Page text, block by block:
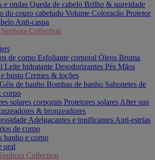
e ondas Queda de cabelo Brilho & suavidade
do couro cabeludo Volume Coloração Protetor
Anti-caspa
Collection
de corpo Esfoliante corporal Óleos Bruma
Leite hidratante Desodorizantes Pés Mãos
busto Cremes & loções
Géis de banho Bombas de banho Sabonetes de
corpo
solares corporais Protetores solares After sun
& bronzeadores
Adelgaçantes e tonificantes Anti-estrias
de corpo
banho e corpo
oral
Collection